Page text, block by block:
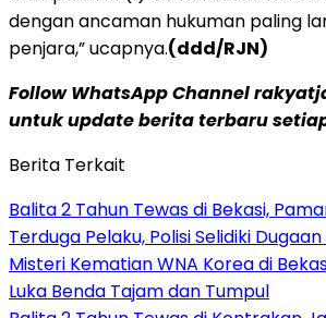
dengan ancaman hukuman paling
penjara,” ucapnya.(ddd/RJN)
Follow WhatsApp Channel
untuk update berita terbaru
Berita Terkait
Balita 2 Tahun Tewas di Bekasi,
Terduga Pelaku, Polisi Selidiki
Misteri Kematian WNA Korea di
Luka Benda Tajam dan Tumpul